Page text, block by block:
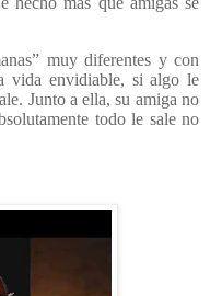
muy diferentes y con
vida envidiable, si algo le
Junto a ella, su amiga no
todo le sale no